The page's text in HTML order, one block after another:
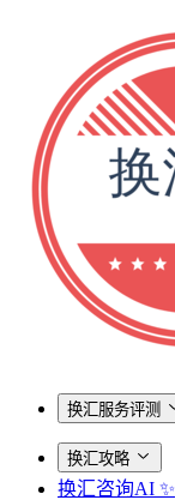
换汇服务评测
换汇攻略
换汇咨询AI ✨